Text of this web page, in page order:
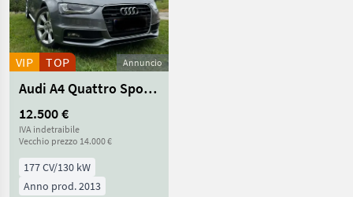
PERCORSO
ATTUALE
Auto/camion/moto
Auto
Moto
Berline
SCEGLI
Sonstige
206
Reimposta
Mostra
risultati
Annuncio
VIP TOP
Audi A4 Quattro Sport S-tronic
12.500 €
IVA indetraibile
Vecchio prezzo 14.000 €
177 CV/130 kW
Anno prod. 2013